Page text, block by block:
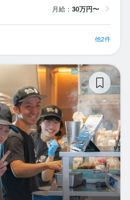
月給： 30万円〜
他2件